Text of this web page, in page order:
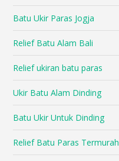
Batu Ukir Paras Jogja
Relief Batu Alam Bali
Relief ukiran batu paras
Ukir Batu Alam Dinding
Batu Ukir Untuk Dinding
Relief Batu Paras Termurah